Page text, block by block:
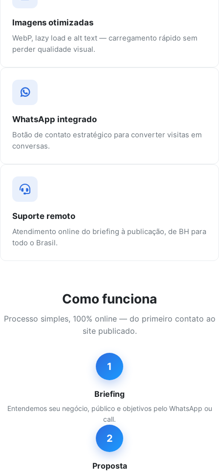
Imagens otimizadas
WebP, lazy load e alt text — carregamento rápido sem
perder qualidade visual.
WhatsApp integrado
Botão de contato estratégico para converter visitas em
conversas.
Suporte remoto
Atendimento online do briefing à publicação, de BH para
todo o Brasil.
Como funciona
Processo simples, 100% online — do primeiro contato ao
site publicado.
1
Briefing
Entendemos seu negócio, público e objetivos pelo WhatsApp ou
call.
2
Proposta